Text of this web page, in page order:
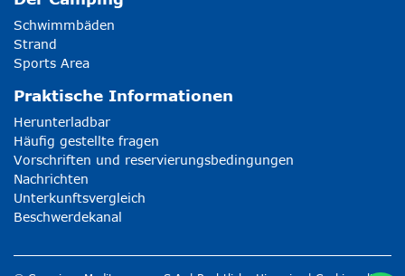
Schwimmbäden
Strand
Sports Area
Praktische Informationen
Herunterladbar
Häufig gestellte fragen
Vorschriften und reservierungsbedingungen
Nachrichten
Unterkunftsvergleich
Beschwerdekanal